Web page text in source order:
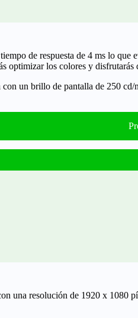
de respuesta de 4 ms lo que
optimizar los colores y disfrutarás
con un brillo de pantalla de 250
una resolución de 1920 x 1080